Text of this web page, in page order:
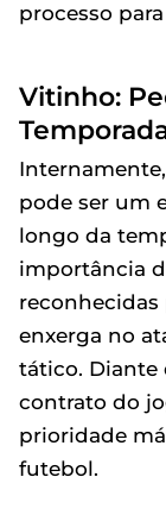
processo
Vitinho:
pode ser um
longo da
importância
reconhecidas
enxerga no
tático. Diante
contrato do
prioridade
futebol.